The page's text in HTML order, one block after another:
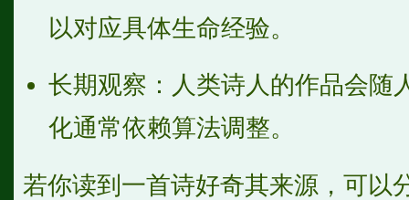
以对应具体生命经验。
长期观察：人类诗人的作品会随
化通常依赖算法调整。
若你读到一首诗好奇其来源，可以